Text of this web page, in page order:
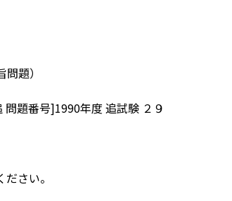
題）
題番号]1990年度 追試験 ２９
さい。